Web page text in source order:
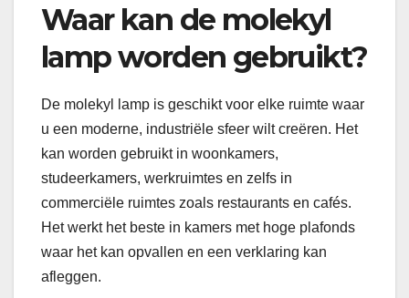
Waar kan de molekyl
lamp worden gebruikt?
De molekyl lamp is geschikt voor elke ruimte waar
u een moderne, industriële sfeer wilt creëren. Het
kan worden gebruikt in woonkamers,
studeerkamers, werkruimtes en zelfs in
commerciële ruimtes zoals restaurants en cafés.
Het werkt het beste in kamers met hoge plafonds
waar het kan opvallen en een verklaring kan
afleggen.